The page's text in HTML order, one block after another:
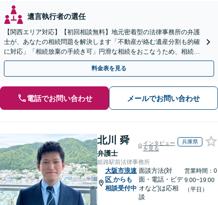
遺言執行者の選任
【関西エリア対応】【初回相談無料】地元密着型の法律事務所の弁護
士が、あなたの相続問題を解決します「不動産が絡む遺産分割も的確
に対応」「相続放棄の手続き可」円滑な相続をおこなうため、相続問
題は自分の代で解決しましょう【完全個室制】
料金表を見る
電話でお問い合わせ メールでお問い合わせ
北川 舜
弁護士
インタビュー
を見る
兵庫県
姫路駅前法律事務所
大阪市浪速
区 からも
相談受付中
面談方法(対
面・電話・ビデ
オなど)は応相
談
営業時間：0
9:00~19:00
（平日）